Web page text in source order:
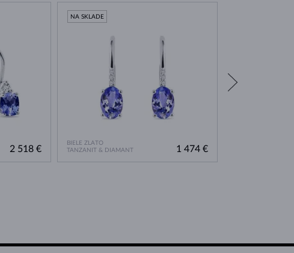
2 518 €
BIELE ZLATO
TANZANIT & DIAMANT
NA SKLADE
1 474 €